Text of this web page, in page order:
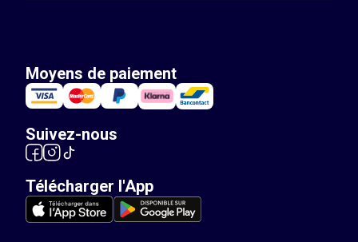
Moyens de paiement
Suivez-nous
Télécharger l'App